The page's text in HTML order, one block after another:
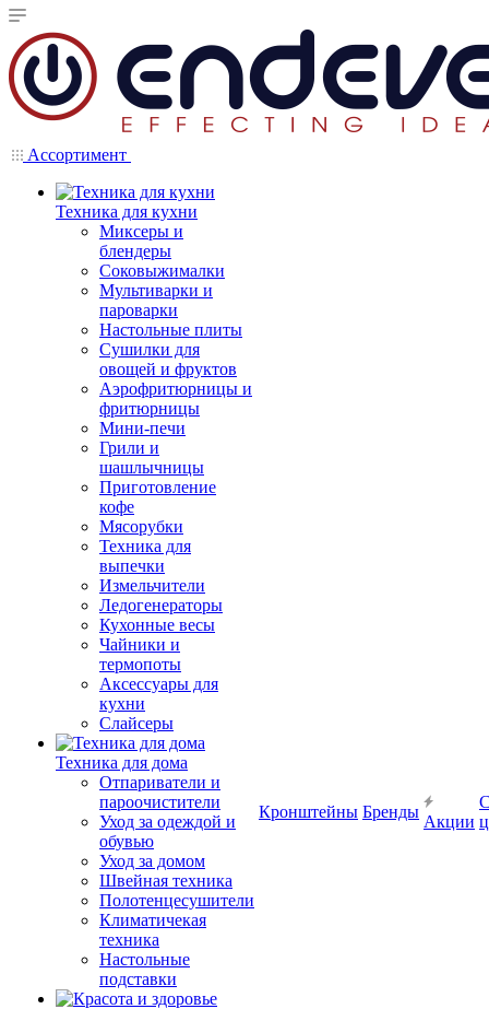
Ассортимент
Техника для кухни
Миксеры и
блендеры
Соковыжималки
Мультиварки и
пароварки
Настольные плиты
Сушилки для
овощей и фруктов
Аэрофритюрницы и
фритюрницы
Мини-печи
Грили и
шашлычницы
Приготовление
кофе
Мясорубки
Техника для
выпечки
Измельчители
Ледогенераторы
Кухонные весы
Чайники и
термопоты
Аксессуары для
кухни
Слайсеры
Техника для дома
Отпариватели и
пароочистители
Уход за одеждой и
обувью
Уход за домом
Швейная техника
Полотенцесушители
Климатичекая
техника
Настольные
подставки
Кронштейны Бренды
Акции